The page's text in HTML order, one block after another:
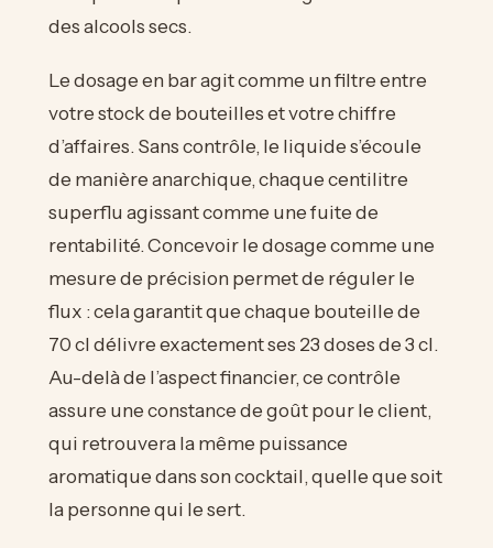
des alcools secs.
Le dosage en bar agit comme un filtre entre
votre stock de bouteilles et votre chiffre
d’affaires. Sans contrôle, le liquide s’écoule
de manière anarchique, chaque centilitre
superflu agissant comme une fuite de
rentabilité. Concevoir le dosage comme une
mesure de précision permet de réguler le
flux : cela garantit que chaque bouteille de
70 cl délivre exactement ses 23 doses de 3 cl.
Au-delà de l’aspect financier, ce contrôle
assure une constance de goût pour le client,
qui retrouvera la même puissance
aromatique dans son cocktail, quelle que soit
la personne qui le sert.